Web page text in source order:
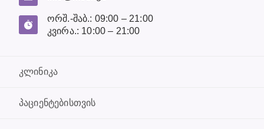
ორშ.-შაბ.: 09:00 – 21:00
კვირა.: 10:00 – 21:00
კლინიკა
პაციენტებისთვის